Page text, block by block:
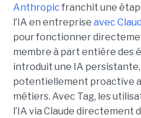
Anthropic franchit une
l’IA en entreprise avec
pour fonctionner
membre à part entière des
introduit une IA
potentiellement proactive
métiers. Avec Tag, les
l’IA via Claude directement